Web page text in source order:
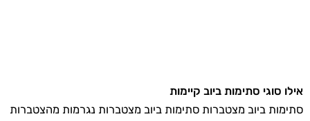
אילו סוגי סתימות ביוב קיימות
סתימות ביוב מצטברות סתימות ביוב מצטברות נגרמות מהצטברות